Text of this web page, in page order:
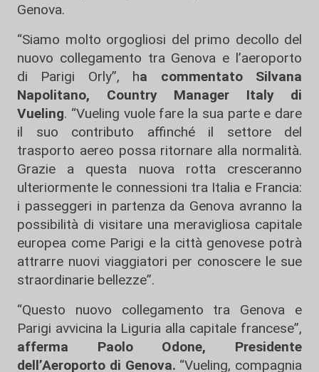
Genova.
“Siamo molto orgogliosi del primo decollo del
nuovo collegamento tra Genova e l’aeroporto
di Parigi Orly”, ha commentato Silvana
Napolitano, Country Manager Italy di
Vueling. “Vueling vuole fare la sua parte e dare
il suo contributo affinché il settore del
trasporto aereo possa ritornare alla normalità.
Grazie a questa nuova rotta cresceranno
ulteriormente le connessioni tra Italia e Francia:
i passeggeri in partenza da Genova avranno la
possibilità di visitare una meravigliosa capitale
europea come Parigi e la città genovese potrà
attrarre nuovi viaggiatori per conoscere le sue
straordinarie bellezze”.
“Questo nuovo collegamento tra Genova e
Parigi avvicina la Liguria alla capitale francese”,
afferma Paolo Odone, Presidente
dell’Aeroporto di Genova. “Vueling, compagnia